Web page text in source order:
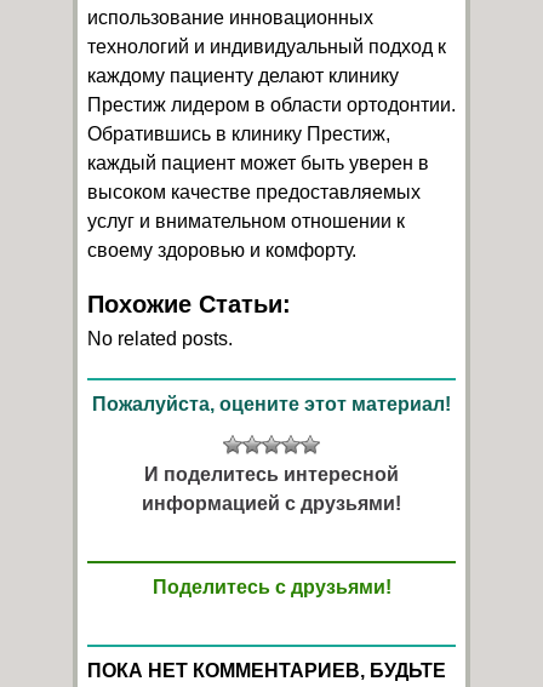
использование инновационных
технологий и индивидуальный подход к
каждому пациенту делают клинику
Престиж лидером в области ортодонтии.
Обратившись в клинику Престиж,
каждый пациент может быть уверен в
высоком качестве предоставляемых
услуг и внимательном отношении к
своему здоровью и комфорту.
Похожие Статьи:
No related posts.
Пожалуйста, оцените этот материал!
И поделитесь интересной
информацией с друзьями!
Поделитесь с друзьями!
ПОКА НЕТ КОММЕНТАРИЕВ, БУДЬТЕ